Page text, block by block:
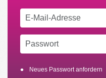
Neues Passwort anfordern